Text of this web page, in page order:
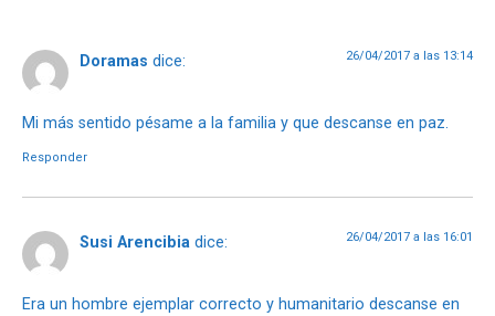
Doramas dice: 26/04/2017 a las 13:14
Mi más sentido pésame a la familia y que descanse en paz.
Responder
Susi Arencibia dice: 26/04/2017 a las 16:01
Era un hombre ejemplar correcto y humanitario descanse en